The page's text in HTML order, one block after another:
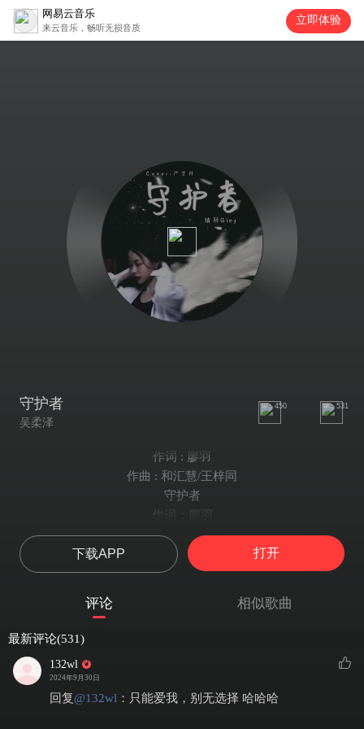
网易云音乐
来云音乐，畅听无损音质
立即体验
守护者
吴柔泽
450 531
作词 : 廖羽
作曲 : 和汇慧/王梓同
守护者
作词：廖羽
作曲：和汇慧/王梓同
演唱：吴婧羽
编曲：赵越
踩不到的背影瞬间转移看不清脚印
在掌心留下了一片羽翼复刻着回忆
下载APP 打开
评论 相似歌曲
最新评论(531)
132wl
2024年9月30日
回复@132wl ： 只能爱我，别无选择 哈哈哈